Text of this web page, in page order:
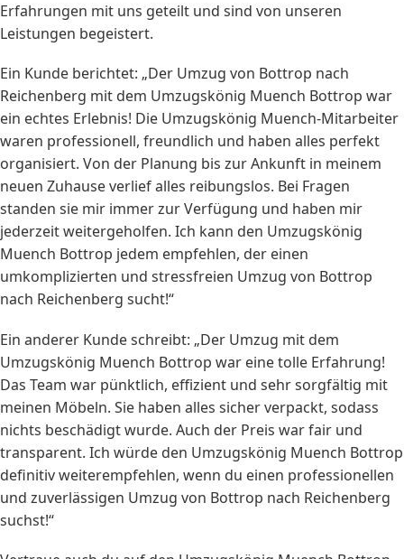
Erfahrungen mit uns geteilt und sind von unseren
Leistungen begeistert.
Ein Kunde berichtet: „Der Umzug von Bottrop nach
Reichenberg mit dem Umzugskönig Muench Bottrop war
ein echtes Erlebnis! Die Umzugskönig Muench-Mitarbeiter
waren professionell, freundlich und haben alles perfekt
organisiert. Von der Planung bis zur Ankunft in meinem
neuen Zuhause verlief alles reibungslos. Bei Fragen
standen sie mir immer zur Verfügung und haben mir
jederzeit weitergeholfen. Ich kann den Umzugskönig
Muench Bottrop jedem empfehlen, der einen
umkomplizierten und stressfreien Umzug von Bottrop
nach Reichenberg sucht!“
Ein anderer Kunde schreibt: „Der Umzug mit dem
Umzugskönig Muench Bottrop war eine tolle Erfahrung!
Das Team war pünktlich, effizient und sehr sorgfältig mit
meinen Möbeln. Sie haben alles sicher verpackt, sodass
nichts beschädigt wurde. Auch der Preis war fair und
transparent. Ich würde den Umzugskönig Muench Bottrop
definitiv weiterempfehlen, wenn du einen professionellen
und zuverlässigen Umzug von Bottrop nach Reichenberg
suchst!“